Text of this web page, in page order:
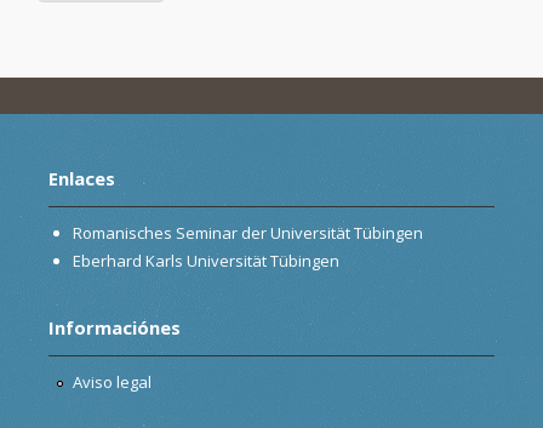
Enlaces
Romanisches Seminar der Universität Tübingen
Eberhard Karls Universität Tübingen
Informaciónes
Aviso legal